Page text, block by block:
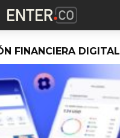
FINANCIERA DIGITAL